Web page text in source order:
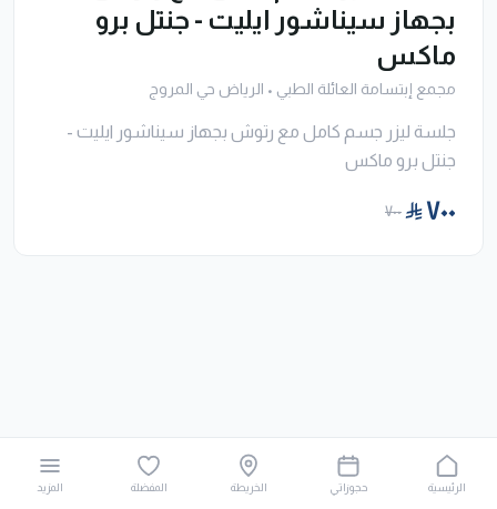
بجهاز سيناشور ايليت - جنتل برو
ماكس
مجمع إبتسامة العائلة الطبي • الرياض حي المروج
جلسة ليزر جسم كامل مع رتوش بجهاز سيناشور ايليت -
جنتل برو ماكس
٧٠٠ ٧٠٠
الرئيسية حجوزاتي الخريطة المفضلة المزيد